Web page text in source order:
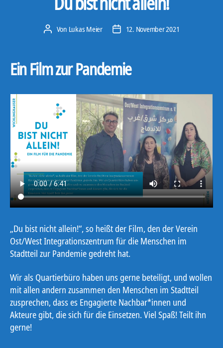
Beitragsautor
Von Lukas Meier Veröffentlichungsdatum
12. November 2021
Ein Film zur Pandemie
„Du bist nicht allein!“, so heißt der Film, den der Verein
Ost/West Integrationszentrum für die Menschen im
Stadtteil zur Pandemie gedreht hat.
Wir als Quartierbüro haben uns gerne beteiligt, und wollen
mit allen andern zusammen den Menschen im Stadtteil
zusprechen, dass es Engagierte Nachbar*innen und
Akteure gibt, die sich für die Einsetzen. Viel Spaß! Teilt ihn
gerne!